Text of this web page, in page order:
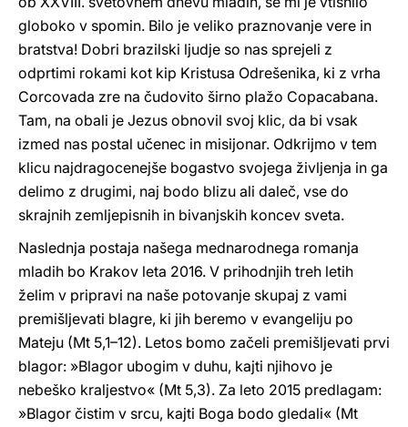
globoko v spomin. Bilo je veliko praznovanje vere in
bratstva! Dobri brazilski ljudje so nas sprejeli z
odprtimi rokami kot kip Kristusa Odrešenika, ki z vrha
Corcovada zre na čudovito širno plažo Copacabana.
Tam, na obali je Jezus obnovil svoj klic, da bi vsak
izmed nas postal učenec in misijonar. Odkrijmo v tem
klicu najdragocenejše bogastvo svojega življenja in ga
delimo z drugimi, naj bodo blizu ali daleč, vse do
skrajnih zemljepisnih in bivanjskih koncev sveta.
Naslednja postaja našega mednarodnega romanja
mladih bo Krakov leta 2016. V prihodnjih treh letih
želim v pripravi na naše potovanje skupaj z vami
premišljevati blagre, ki jih beremo v evangeliju po
Mateju (Mt 5,1–12). Letos bomo začeli premišljevati prvi
blagor: »Blagor ubogim v duhu, kajti njihovo je
nebeško kraljestvo« (Mt 5,3). Za leto 2015 predlagam:
»Blagor čistim v srcu, kajti Boga bodo gledali« (Mt